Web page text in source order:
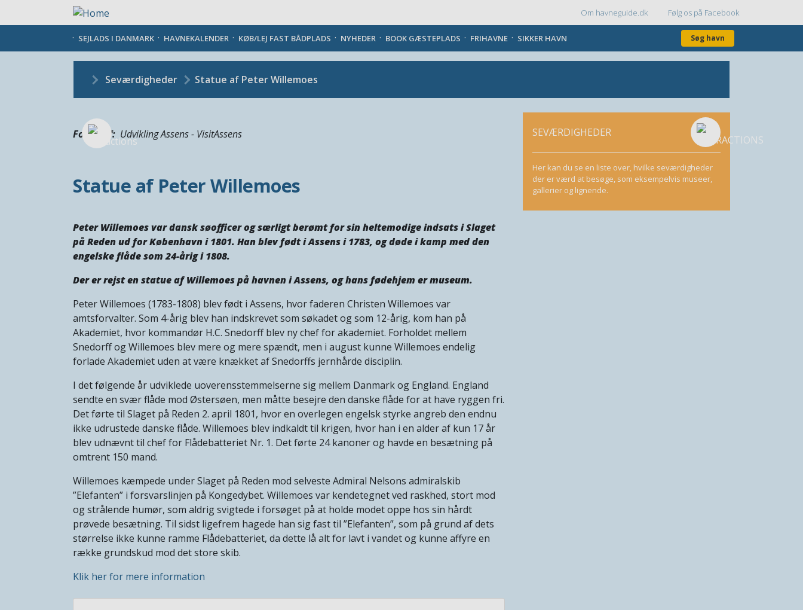
Topmenu
Om havneguide.dk Følg os på Facebook
SEJLADS I DANMARK HAVNEKALENDER KØB/LEJ FAST BÅDPLADS NYHEDER BOOK GÆSTEPLADS FRIHAVNE SIKKER HAVN Søg havn
Seværdigheder Statue af Peter Willemoes
Fotograf Udvikling Assens - VisitAssens
Statue af Peter Willemoes
Peter Willemoes var dansk søofficer og særligt berømt for sin heltemodige indsats i Slaget
på Reden ud for København i 1801. Han blev født i Assens i 1783, og døde i kamp med den
engelske flåde som 24-årig i 1808.
Der er rejst en statue af Willemoes på havnen i Assens, og hans fødehjem er museum.
Peter Willemoes (1783-1808) blev født i Assens, hvor faderen Christen Willemoes var
amtsforvalter. Som 4-årig blev han indskrevet som søkadet og som 12-årig, kom han på
Akademiet, hvor kommandør H.C. Snedorff blev ny chef for akademiet. Forholdet mellem
Snedorff og Willemoes blev mere og mere spændt, men i august kunne Willemoes endelig
forlade Akademiet uden at være knækket af Snedorffs jernhårde disciplin.
I det følgende år udviklede uoverensstemmelserne sig mellem Danmark og England. England
sendte en svær flåde mod Østersøen, men måtte besejre den danske flåde for at have ryggen fri.
Det førte til Slaget på Reden 2. april 1801, hvor en overlegen engelsk styrke angreb den endnu
ikke udrustede danske flåde. Willemoes blev indkaldt til krigen, hvor han i en alder af kun 17 år
blev udnævnt til chef for Flådebatteriet Nr. 1. Det førte 24 kanoner og havde en besætning på
omtrent 150 mand.
Willemoes kæmpede under Slaget på Reden mod selveste Admiral Nelsons admiralskib
”Elefanten” i forsvarslinjen på Kongedybet. Willemoes var kendetegnet ved raskhed, stort mod
og strålende humør, som aldrig svigtede i forsøget på at holde modet oppe hos sin hårdt
prøvede besætning. Til sidst ligefrem hagede han sig fast til ”Elefanten”, som på grund af dets
størrelse ikke kunne ramme Flådebatteriet, da dette lå alt for lavt i vandet og kunne affyre en
række grundskud mod det store skib.
Klik her for mere information
SEVÆRDIGHEDER
Her kan du se en liste over, hvilke seværdigheder
der er værd at besøge, som eksempelvis museer,
gallerier og lignende.